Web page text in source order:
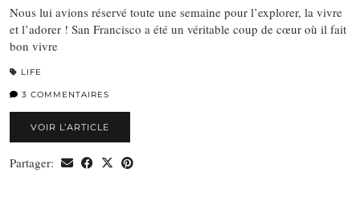
Nous lui avions réservé toute une semaine pour l’explorer, la vivre
et l’adorer ! San Francisco a été un véritable coup de cœur où il fait
bon vivre
LIFE
3 COMMENTAIRES
VOIR L’ARTICLE
Partager: